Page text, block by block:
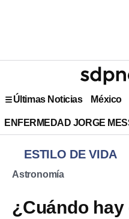
Últimas Noticias México
ENFERMEDAD JORGE
ESTILO DE VIDA
Astronomía
¿Cuándo